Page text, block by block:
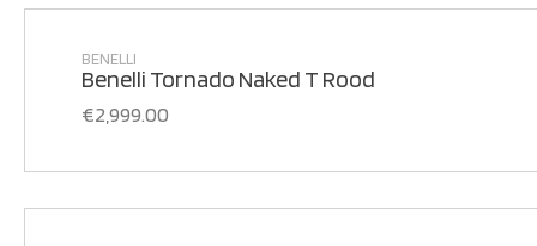
BENELLI
Benelli Tornado Naked T Rood
€2,999.00